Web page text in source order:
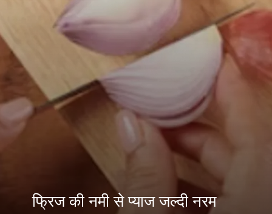
फ्रिज की नमी से प्याज जल्दी नरम